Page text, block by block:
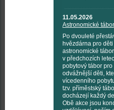
11.05.2026
Astronomické
Po dvouleté
hvězdárna pro
astronomické
v předchozích
pobytový tábor pro
odvážnější děti,
vícedenního
tzv. příměstský
docházejí každý
Obě akce jsou